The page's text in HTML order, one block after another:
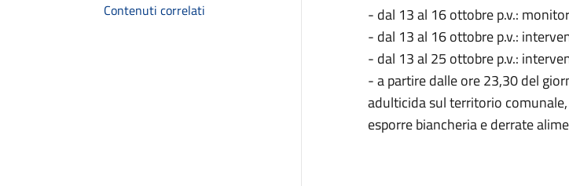
Contenuti correlati
- dal 13 al 16 ottobre p.v.:
- dal 13 al 16 ottobre p.v.:
- dal 13 al 25 ottobre p.v.:
- a partire dalle ore 23,30 del
adulticida sul territorio
esporre biancheria e derrate